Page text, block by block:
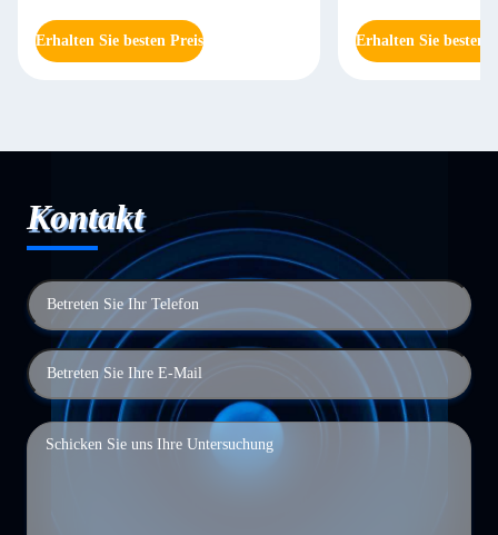
Erhalten Sie besten Preis Erhalten Sie besten
Kontakt